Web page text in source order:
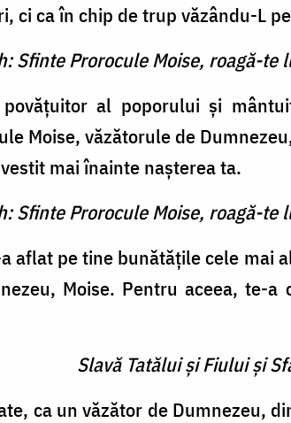
ci ca în chip de trup văzându-L
Sfinte Prorocule Moise, roagă-te
povăţuitor al poporului şi
Moise, văzătorule de
mai înainte naşterea ta.
Sfinte Prorocule Moise, roagă-te
aflat pe tine bunătăţile cele mai
Moise. Pentru aceea, te-
Slavă Tatălui şi Fiului şi
ca un văzător de Dumnezeu,